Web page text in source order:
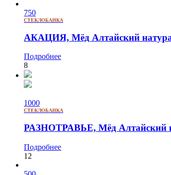
750
СТЕКЛОБАНКА
АКАЦИЯ, Мёд Алтайский
Подробнее
8
1000
СТЕКЛОБАНКА
РАЗНОТРАВЬЕ, Мёд Алтайский
Подробнее
12